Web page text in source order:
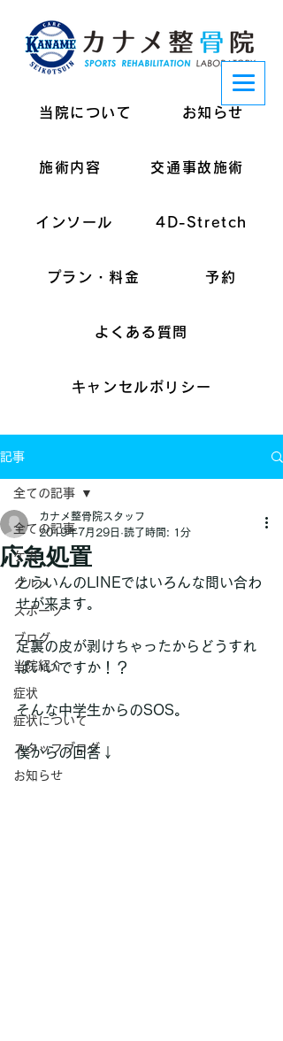
当院について お知らせ
施術内容 交通事故施術
インソール 4D-Stretch
プラン・料金 予約
よくある質問
キャンセルポリシー
記事
全ての記事
ケガ
グルメ
スポーツ
ブログ
当院紹介
症状
症状について
スタッフブログ
お知らせ
全ての記事
応急処置
カナメ整骨院スタッフ
2019年7月29日 読了時間: 1分
とういんのLINEではいろんな問い合わ
せが来ます。
足裏の皮が剥けちゃったからどうすれ
ばいいですか！？
そんな中学生からのSOS。
僕からの回答↓